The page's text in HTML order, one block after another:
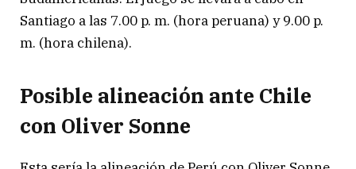
Santiago a las 7.00 p. m. (hora peruana) y 9.00 p.
m. (hora chilena).
Posible alineación ante Chile
con Oliver Sonne